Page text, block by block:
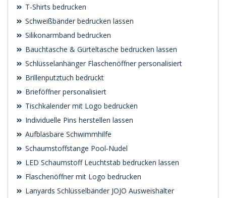
T-Shirts bedrucken
Schweißbänder bedrucken lassen
Silikonarmband bedrucken
Bauchtasche & Gürteltasche bedrucken lassen
Schlüsselanhänger Flaschenöffner personalisiert
Brillenputztuch bedruckt
Brieföffner personalisiert
Tischkalender mit Logo bedrucken
Individuelle Pins herstellen lassen
Aufblasbare Schwimmhilfe
Schaumstoffstange Pool-Nudel
LED Schaumstoff Leuchtstab bedrucken lassen
Flaschenöffner mit Logo bedrucken
Lanyards Schlüsselbänder JOJO Ausweishalter